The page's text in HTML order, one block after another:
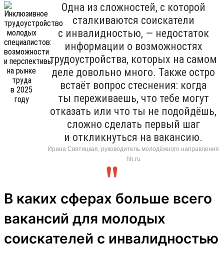
Одна из сложностей, с которой
сталкиваются соискатели
с инвалидностью, — недостаток
информации о возможностях
трудоустройства, которых на самом
деле довольно много. Также остро
встаёт вопрос стеснения: когда
ты переживаешь, что тебе могут
отказать или что ты не подойдёшь,
сложно сделать первый шаг
и откликнуться на вакансию.
Ирина Святицкая, руководитель молодёжного направления
hh.ru
В каких сферах больше всего
вакансий для молодых
соискателей с инвалидностью